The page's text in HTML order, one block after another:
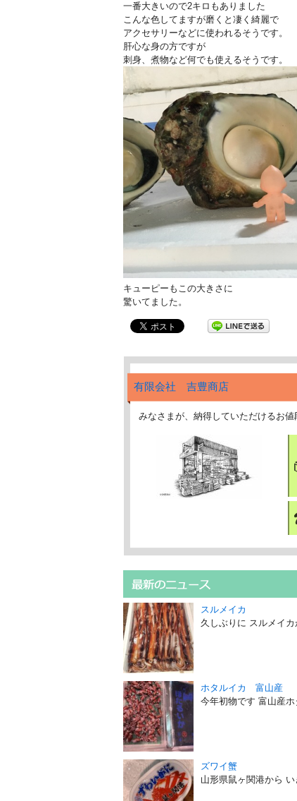
一番大きいので2キロもありました
こんな色してますが磨くと凄く綺麗で
アクセサリーなどに使われるそうです。
肝心な身の方ですが
刺身、煮物など何でも使えるそうです。
キューピーもこの大きさに
驚いてました。
有限会社 吉豊商店
みなさまが、納得していただけるお値
スルメイカ
久しぶりに スルメイ
ホタルイカ 富山産
今年初物です 富山産
ズワイ蟹
山形県鼠ヶ関港から